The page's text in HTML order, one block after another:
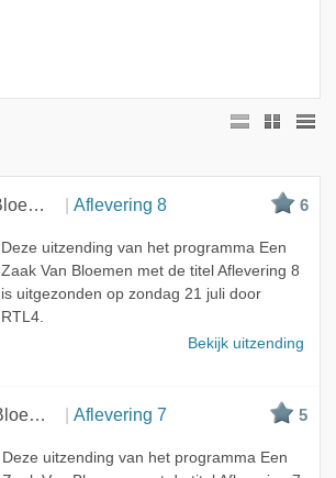
Een Zaak Van Bloemen Aflevering 8 6
Deze uitzending van het programma Een
Zaak Van Bloemen met de titel Aflevering 8
is uitgezonden op zondag 21 juli door
RTL4.
Bekijk uitzending
Een Zaak Van Bloemen Aflevering 7 5
Deze uitzending van het programma Een